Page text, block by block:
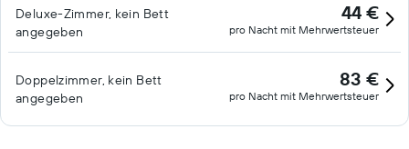
Deluxe-Zimmer, kein Bett
angegeben
44 €
pro Nacht mit Mehrwertsteuer
Doppelzimmer, kein Bett
angegeben
83 €
pro Nacht mit Mehrwertsteuer